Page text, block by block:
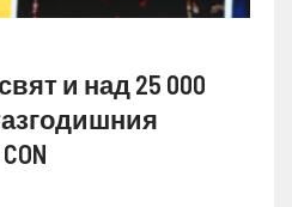
и над 25 000